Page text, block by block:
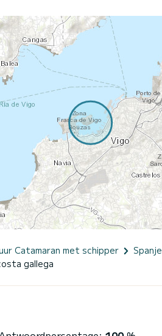
Catamaran met schipper Spanje
gallega